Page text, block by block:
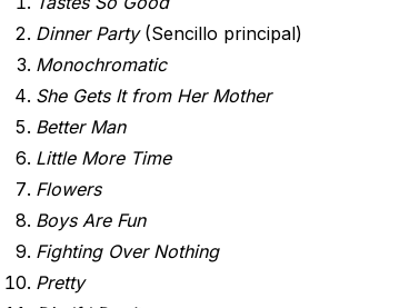
Dinner Party(Sencillo principal)
Monochromatic
She Gets It from Her Mother
Better Man
Little More Time
Flowers
Boys Are Fun
Fighting Over Nothing
Pretty